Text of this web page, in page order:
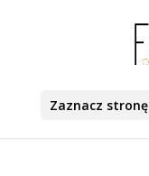
Zaznacz stronę